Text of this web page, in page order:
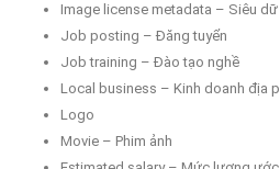
Image license metadata – Siêu
Job posting – Đăng tuyển
Job training – Đào tạo nghề
Local business – Kinh doanh địa
Logo
Movie – Phim ảnh